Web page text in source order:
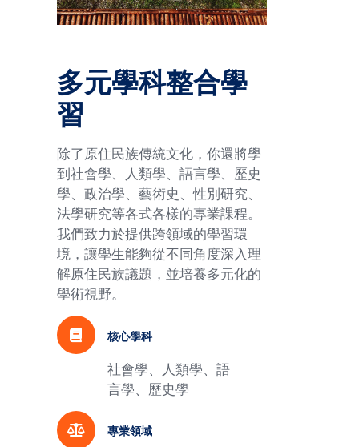
多元學科整合學
習
除了原住民族傳統文化，你還將學
到社會學、人類學、語言學、歷史
學、政治學、藝術史、性別研究、
法學研究等各式各樣的專業課程。
我們致力於提供跨領域的學習環
境，讓學生能夠從不同角度深入理
解原住民族議題，並培養多元化的
學術視野。
核心學科
社會學、人類學、語
言學、歷史學
專業領域